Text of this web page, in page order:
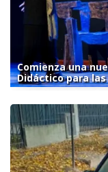
Comienza una
Didáctico para las